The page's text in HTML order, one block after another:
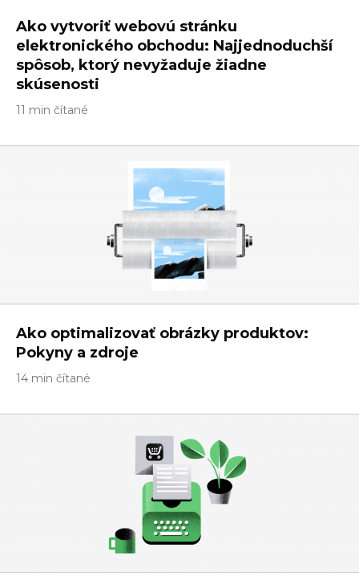
Ako vytvoriť webovú stránku
elektronického obchodu: Najjednoduchší
spôsob, ktorý nevyžaduje žiadne
skúsenosti
11 min čítané
Ako optimalizovať obrázky produktov:
Pokyny a zdroje
14 min čítané